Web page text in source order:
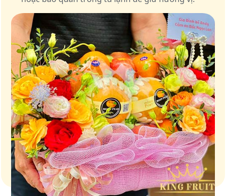
Giữ trọn vị ngọt của thiên nhiên